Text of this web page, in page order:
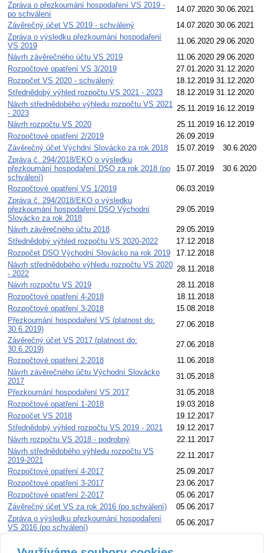
Zpráva o přezkoumání hospodaření VS 2019 -
po schválení
14.07.2020 30.06.2021
Závěrečný účet VS 2019 - schválený
14.07.2020 30.06.2021
Zpráva o výsledku přezkoumání hospodaření
VS 2019
11.06.2020 29.06.2020
Návrh závěrečného účtu VS 2019
11.06.2020 29.06.2020
Rozpočtové opatření VS 3/2019
27.01.2020 31.12.2020
Rozpočet VS 2020 - schválený
18.12.2019 31.12.2020
Střednědobý výhled rozpočtu VS 2021 - 2023
18.12.2019 31.12.2020
Návrh střednědobého výhledu rozpočtu VS 2021
- 2023
25.11.2019 16.12.2019
Návrh rozpočtu VS 2020
25.11.2019 16.12.2019
Rozpočtové opatření 2/2019
26.09.2019
Závěrečný účet Výchdní Slovácko za rok 2018
15.07.2019
30.6.2020
Zpráva č. 294/2018/EKO o výsledku
přezkoumání hospodaření DSO za rok 2018 (po
schválení)
15.07.2019 30.6.2020
Rozpočtové opatření VS 1/2019
06.03.2019
Zpráva č. 294/2018/EKO o výsledku
přezkoumání hospodaření DSO Východní
Slovácko za rok 2018
29.05.2019
Návrh závěrečného účtu 2018
29.05.2019
Střednědobý výhled rozpočtu VS 2020-2022
17.12.2018
Rozpočet DSO Východní Slovácko na rok 2019
17.12.2018
Návrh střednědobého výhledu rozpočtu VS 2020
- 2022
28.11.2018
Návrh rozpočtu VS 2019
28.11.2018
Rozpočtové opatření 4-2018
18.11.2018
Rozpočtové opatření 3-2018
15.08.2018
Přezkoumání hospodaření VS (platnost do:
30.6.2019)
27.06.2018
Závěrečný účet VS 2017 (platnost do:
30.6.2019)
27.06.2018
Rozpočtové opatření 2-2018
11.06.2018
Návrh závěrečného účtu Východní Slovácko
2017
31.05.2018
Přezkoumání hospodaření VS 2017
31.05.2018
Rozpočtové opatření 1-2018
19.03.2018
Rozpočet VS 2018
19.12.2017
Střednědobý výhled rozpočtu VS 2019 - 2021
19.12.2017
Návrh rozpočtu VS 2018 - podrobný
22.11.2017
Návrh střednědobého výhledu rozpočtu VS
2019-2021
22.11.2017
Rozpočtové opatření 4-2017
25.09.2017
Rozpočtové opatření 3-2017
23.06.2017
Rozpočtové opatření 2-2017
05.06.2017
Závěrečný účet VS za rok 2016 (po schválení)
05.06.2017
Zpráva o výsledku přezkoumání hospodaření
VS 2016 (po schválení)
05.06.2017
Zpráva o výsledku přezkoumání hospodaření